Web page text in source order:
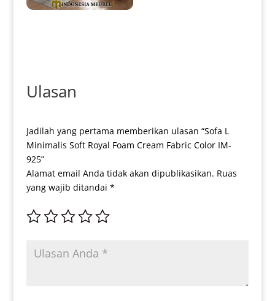
Ulasan
Jadilah yang pertama memberikan ulasan “Sofa L
Minimalis Soft Royal Foam Cream Fabric Color IM-
925”
Alamat email Anda tidak akan dipublikasikan. Ruas
yang wajib ditandai *